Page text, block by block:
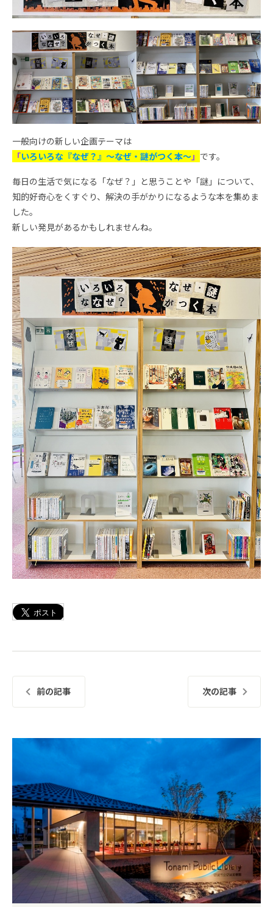
一般向けの新しい企画テーマは
「いろいろな『なぜ？』～なぜ・謎がつく本～」 です。
毎日の生活で気になる「なぜ？」と思うことや「謎」について、
知的好奇心をくすぐり、解決の手がかりになるような本を集めま
した。
新しい発見があるかもしれませんね。
前の記事 次の記事